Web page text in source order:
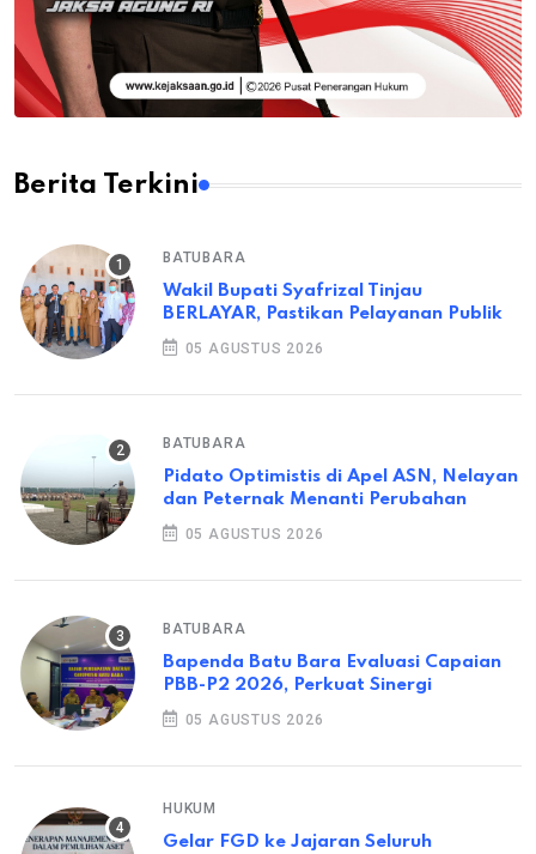
Berita Terkini
BATUBARA
Wakil Bupati Syafrizal Tinjau
BERLAYAR, Pastikan Pelayanan Publik
05 AGUSTUS 2026
BATUBARA
Pidato Optimistis di Apel ASN, Nelayan
dan Peternak Menanti Perubahan
05 AGUSTUS 2026
BATUBARA
Bapenda Batu Bara Evaluasi Capaian
PBB-P2 2026, Perkuat Sinergi
05 AGUSTUS 2026
HUKUM
Gelar FGD ke Jajaran Seluruh